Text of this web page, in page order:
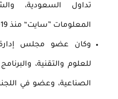
تداول السعودية،
المعلومات ”سايت“ منذ 2019.
وكان عضو مجلس إدارة
للعلوم والتقنية،
الصناعية، وعضو في